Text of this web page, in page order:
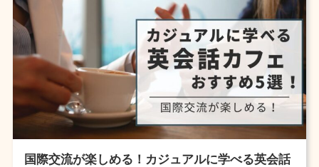
国際交流が楽しめる！カジュアルに学べる英会話